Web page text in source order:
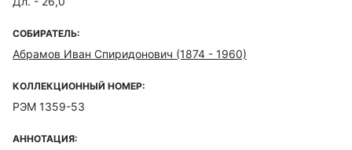
СОБИРАТЕЛЬ:
Абрамов Иван Спиридонович (1874 - 1960)
КОЛЛЕКЦИОННЫЙ НОМЕР:
РЭМ 1359-53
АННОТАЦИЯ: